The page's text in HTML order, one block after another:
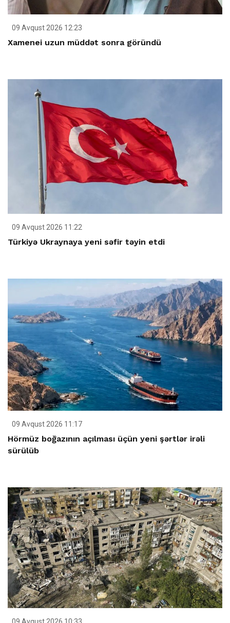
09 Avqust 2026 12:23
Xamenei uzun müddət sonra göründü
09 Avqust 2026 11:22
Türkiyə Ukraynaya yeni səfir təyin etdi
09 Avqust 2026 11:17
Hörmüz boğazının açılması üçün yeni şərtlər irəli
sürülüb